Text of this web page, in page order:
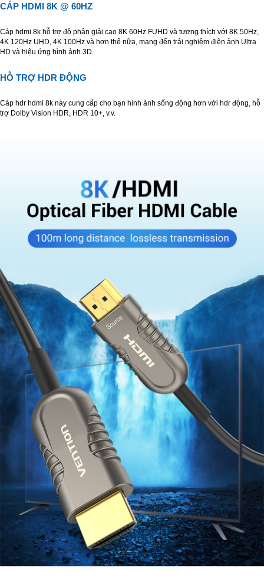
CÁP HDMI 8K @ 60HZ
Cáp hdmi 8k hỗ trợ độ phân giải cao 8K 60Hz FUHD và tương thích với 8K 50Hz,
4K 120Hz UHD, 4K 100Hz và hơn thế nữa, mang đến trải nghiệm điện ảnh Ultra
HD và hiệu ứng hình ảnh 3D.
HỖ TRỢ HDR ĐỘNG
Cáp hdr hdmi 8k này cung cấp cho bạn hình ảnh sống động hơn với hdr động, hỗ
trợ Dolby Vision HDR, HDR 10+, v.v.